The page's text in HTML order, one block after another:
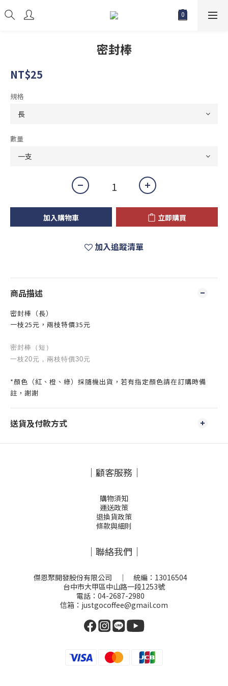
密封棒
NT$25
規格
數量
加入購物車 立即購買
加入追蹤清單
商品描述
密封棒（長）
一枝25元，兩枝特價35元
密封棒（短）
一枝20元，兩枝特價30元
*顏色（紅、橙、綠）採隨機出貨，若有指定顏色請在訂購時備
註，謝謝
送貨及付款方式
｜顧客服務｜
購物須知
運送政策
退換貨政策
條款與細則
｜聯絡我們｜
傑恩聚開發股份有限公司 ｜ 統編：13016504
台中市大甲區中山路一段1253號
電話：04-2687-2980
信箱：justgocoffee@gmail.com